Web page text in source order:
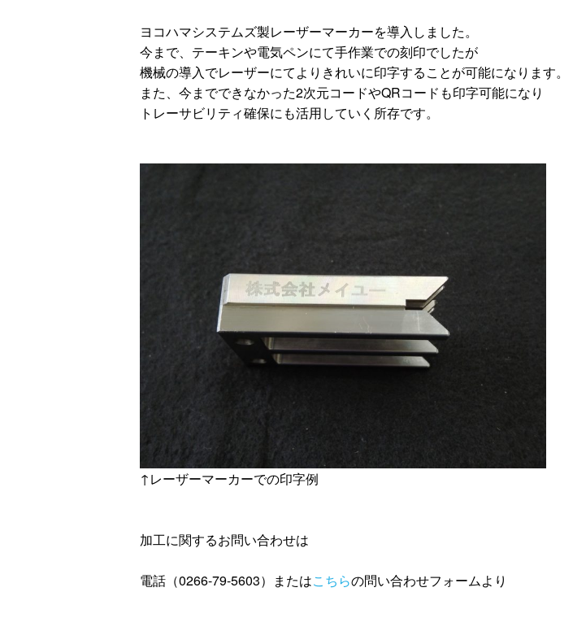
ヨコハマシステムズ製レーザーマーカーを導入しました。
今まで、テーキンや電気ペンにて手作業での刻印でしたが
機械の導入でレーザーにてよりきれいに印字することが可能になります。
また、今までできなかった2次元コードやQRコードも印字可能になり
トレーサビリティ確保にも活用していく所存です。
↑レーザーマーカーでの印字例
加工に関するお問い合わせは
電話（0266-79-5603）またはこちらの問い合わせフォームより